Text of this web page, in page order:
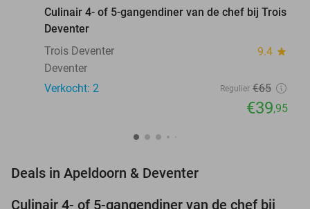
Culinair 4- of 5-gangendiner van de chef bij Trois
Deventer
Trois Deventer
9.4 star
Deventer
Verkocht: 2
Regulier €65
€39,95
Deals in Apeldoorn & Deventer
Culinair 4- of 5-gangendiner van de chef bij